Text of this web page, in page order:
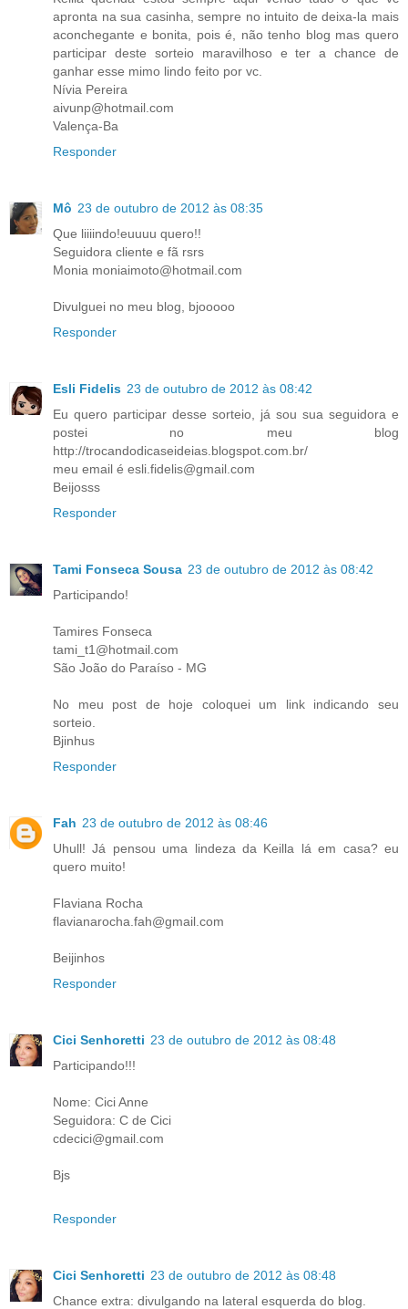
apronta na sua casinha, sempre no intuito de deixa-la mais
aconchegante e bonita, pois é, não tenho blog mas quero
participar deste sorteio maravilhoso e ter a chance de
ganhar esse mimo lindo feito por vc.
Nívia Pereira
aivunp@hotmail.com
Valença-Ba
Responder
Mô 23 de outubro de 2012 às 08:35
Que liiiindo!euuuu quero!!
Seguidora cliente e fã rsrs
Monia moniaimoto@hotmail.com
Divulguei no meu blog, bjooooo
Responder
Esli Fidelis 23 de outubro de 2012 às 08:42
Eu quero participar desse sorteio, já sou sua seguidora e
postei no meu blog
http://trocandodicaseideias.blogspot.com.br/
meu email é esli.fidelis@gmail.com
Beijosss
Responder
Tami Fonseca Sousa 23 de outubro de 2012 às 08:42
Participando!
Tamires Fonseca
tami_t1@hotmail.com
São João do Paraíso - MG
No meu post de hoje coloquei um link indicando seu
sorteio.
Bjinhus
Responder
Fah 23 de outubro de 2012 às 08:46
Uhull! Já pensou uma lindeza da Keilla lá em casa? eu
quero muito!
Flaviana Rocha
flavianarocha.fah@gmail.com
Beijinhos
Responder
Cici Senhoretti 23 de outubro de 2012 às 08:48
Participando!!!
Nome: Cici Anne
Seguidora: C de Cici
cdecici@gmail.com
Bjs
Responder
Cici Senhoretti 23 de outubro de 2012 às 08:48
Chance extra: divulgando na lateral esquerda do blog.